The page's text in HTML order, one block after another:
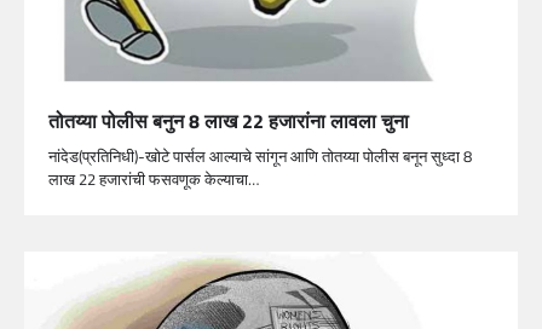
तोतय्या पोलीस बनुन 8 लाख 22 हजारांना लावला चुना
नांदेड(प्रतिनिधी)-खोटे पार्सल आल्याचे सांगून आणि तोतय्या पोलीस बनून सुध्दा 8
लाख 22 हजारांची फसवणूक केल्याचा…